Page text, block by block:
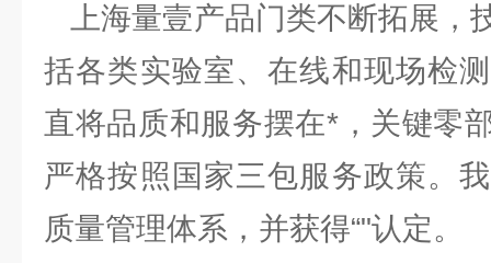
上海量壹产品门类不断拓展，
括各类实验室、在线和现场检
直将品质和服务摆在*，关键零
严格按照国家三包服务政策。
质量管理体系，并获得“"认定。